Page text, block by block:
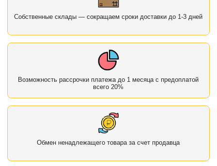
Собственные склады — сокращаем сроки доставки до 1-3 дней
Возможность рассрочки платежа до 1 месяца с предоплатой
всего 20%
Обмен ненадлежащего товара за счет продавца